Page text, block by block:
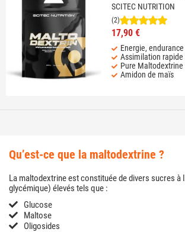
SCITEC NUTRITION
(2)
17,90 €
Energie, endurance
Assimilation rapide
Pure Maltodextrine
Amidon de maïs
qu’est-ce que la maltodextrine ?
La maltodextrine est constituée de divers sucres à
glycémique) élevés tels que :
Glucose
Maltose
Oligosides